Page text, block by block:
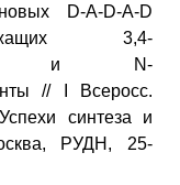
D-A-D-A-D
3,4-
и N-
// I Всеросс.
синтеза и
РУДН, 25-